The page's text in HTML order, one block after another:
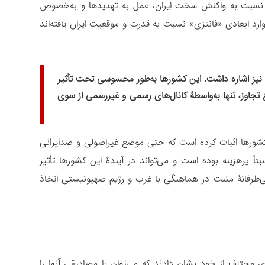
نسبت به واکنش سخت ایران، عمل به تهدیدها و به‌خصوص
«فانتزی» نسبت به قدرت و موقعیت ایران یافته‌اند
نیز اشاره داشت. این کشورها به‌طور محسوسی تحت تأثیر
تنها به‌واسطۀ کانال‌های رسمی و غیررسمی از سوی
کشورها اثبات کرده است که حتی موضع غیراصولی و ضدایرانی
پرهزینه بوده است و می‌تواند در آیندۀ این کشورها تأثیر
مثبت در هماهنگی با غرب و رژیم صهیونیستی اتخاذ